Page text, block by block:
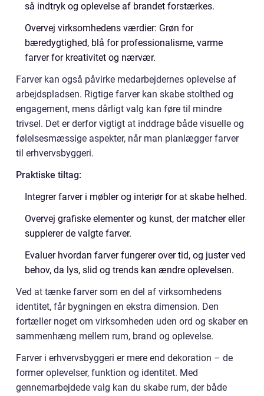
så indtryk og oplevelse af brandet forstærkes.
Overvej virksomhedens værdier: Grøn for
bæredygtighed, blå for professionalisme, varme
farver for kreativitet og nærvær.
Farver kan også påvirke medarbejdernes oplevelse af
arbejdspladsen. Rigtige farver kan skabe stolthed og
engagement, mens dårligt valg kan føre til mindre
trivsel. Det er derfor vigtigt at inddrage både visuelle og
følelsesmæssige aspekter, når man planlægger farver
til erhvervsbyggeri.
Praktiske tiltag:
Integrer farver i møbler og interiør for at skabe helhed.
Overvej grafiske elementer og kunst, der matcher eller
supplerer de valgte farver.
Evaluer hvordan farver fungerer over tid, og juster ved
behov, da lys, slid og trends kan ændre oplevelsen.
Ved at tænke farver som en del af virksomhedens
identitet, får bygningen en ekstra dimension. Den
fortæller noget om virksomheden uden ord og skaber en
sammenhæng mellem rum, brand og oplevelse.
Farver i erhvervsbyggeri er mere end dekoration – de
former oplevelser, funktion og identitet. Med
gennemarbejdede valg kan du skabe rum, der både